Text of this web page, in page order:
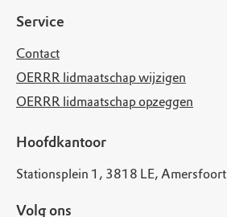
Service
Contact
OERRR lidmaatschap wijzigen
OERRR lidmaatschap opzeggen
Hoofdkantoor
Stationsplein 1, 3818 LE, Amersfoort
Volg ons